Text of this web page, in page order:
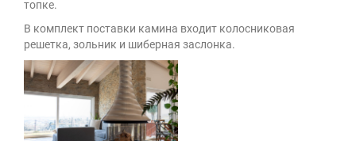
топке.
В комплект поставки камина входит колосниковая
решетка, зольник и шиберная заслонка.